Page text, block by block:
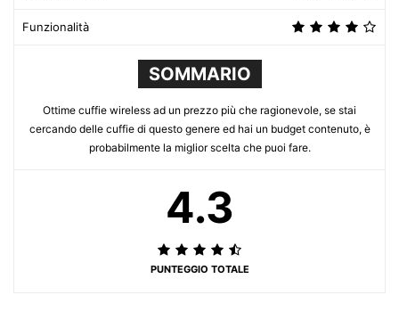
Funzionalità
SOMMARIO
Ottime cuffie wireless ad un prezzo più che ragionevole, se stai
cercando delle cuffie di questo genere ed hai un budget contenuto, è
probabilmente la miglior scelta che puoi fare.
4.3
PUNTEGGIO TOTALE